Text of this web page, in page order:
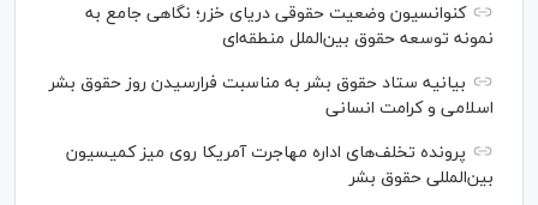
کنوانسیون وضعیت حقوقی دریای خزر؛ نگاهی جامع به
نمونه توسعه حقوق بین‌الملل منطقه‌ای
بیانیه ستاد حقوق بشر به مناسبت فرارسیدن روز حقوق بشر
اسلامی و کرامت انسانی
پرونده تخلف‌های اداره مهاجرت آمریکا روی میز کمیسیون
بین‌المللی حقوق بشر